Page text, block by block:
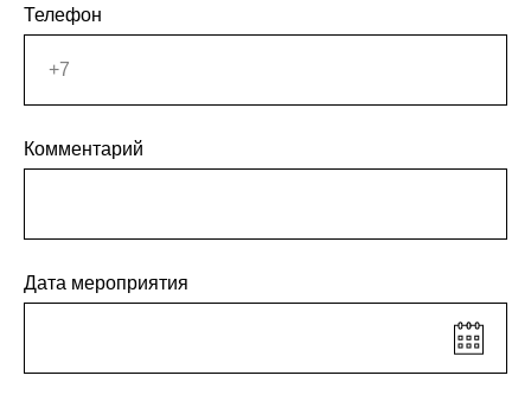
Телефон
Комментарий
Дата мероприятия